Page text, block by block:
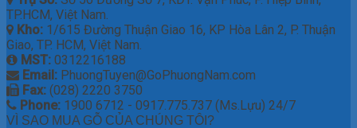
TP.HCM, Việt Nam.
Kho: 1/615 Đường Thuận Giao 16, KP Hòa Lân 2, P. Thuận
Giao, TP. HCM, Việt Nam.
MST: 0312216188
Email: PhuongTuyen@GoPhuongNam.com
Fax: (028) 2220 3750
Phone: 1900 6712 - 0917.775.737 (Ms.Lựu) 24/7
VÌ SAO MUA GỖ CỦA CHÚNG TÔI?